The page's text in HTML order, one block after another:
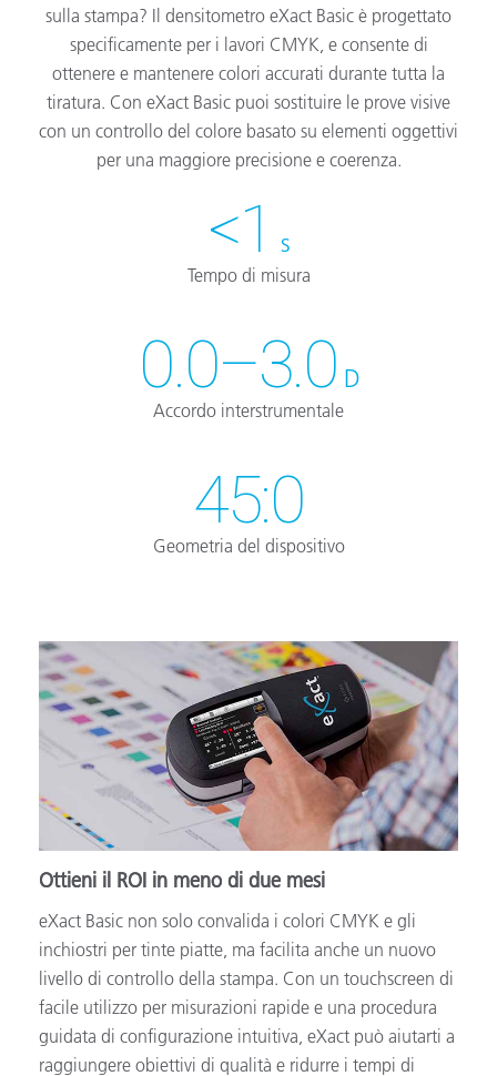
sulla stampa? Il densitometro eXact Basic è progettato
specificamente per i lavori CMYK, e consente di
ottenere e mantenere colori accurati durante tutta la
tiratura. Con eXact Basic puoi sostituire le prove visive
con un controllo del colore basato su elementi oggettivi
per una maggiore precisione e coerenza.
<1 s
Tempo di misura
0.0–3.0 D
Accordo interstrumentale
45:0
Geometria del dispositivo
Ottieni il ROI in meno di due mesi
eXact Basic non solo convalida i colori CMYK e gli
inchiostri per tinte piatte, ma facilita anche un nuovo
livello di controllo della stampa. Con un touchscreen di
facile utilizzo per misurazioni rapide e una procedura
guidata di configurazione intuitiva, eXact può aiutarti a
raggiungere obiettivi di qualità e ridurre i tempi di